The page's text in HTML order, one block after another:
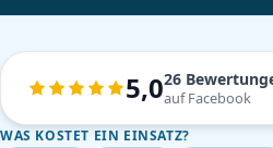
5,026
auf Facebook
WAS KOSTET EIN EINSATZ?